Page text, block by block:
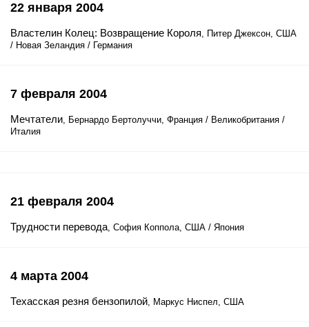
22 января 2004
Властелин Колец: Возвращение Короля, Питер Джексон, США
/ Новая Зеландия / Германия
7 февраля 2004
Мечтатели, Бернардо Бертолуччи, Франция / Великобритания /
Италия
21 февраля 2004
Трудности перевода, София Коппола, США / Япония
4 марта 2004
Техасская резня бензопилой, Маркус Ниспел, США